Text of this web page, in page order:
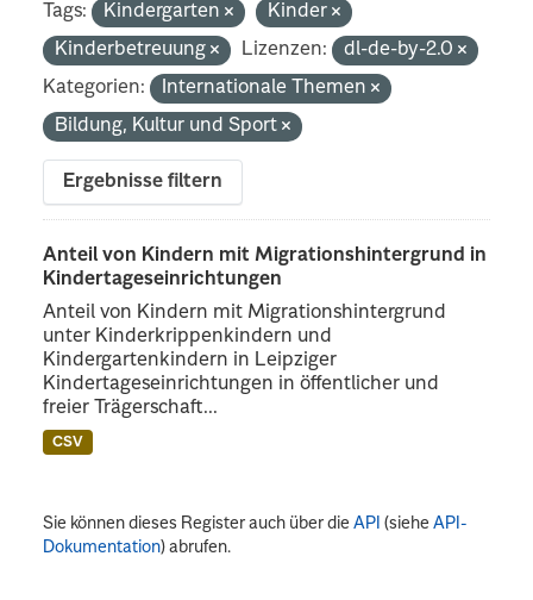
Tags:
Kindergarten
Kinder
Kinderbetreuung
Lizenzen:
dl-de-by-2.0
Kategorien:
Internationale Themen
Bildung, Kultur und Sport
Ergebnisse filtern
Anteil von Kindern mit Migrationshintergrund in
Kindertageseinrichtungen
Anteil von Kindern mit Migrationshintergrund
unter Kinderkrippenkindern und
Kindergartenkindern in Leipziger
Kindertageseinrichtungen in öffentlicher und
freier Trägerschaft...
CSV
Sie können dieses Register auch über dieAPI (sieheAPI-
Dokumentation) abrufen.